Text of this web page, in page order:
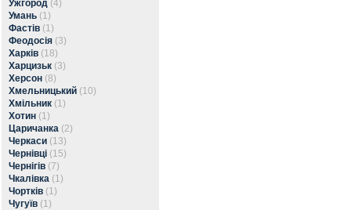
Ужгород (4)
Умань (1)
Фастів (1)
Феодосія (3)
Харків (18)
Харцизьк (3)
Херсон (8)
Хмельницький (10)
Хмільник (1)
Хотин (1)
Царичанка (2)
Черкаси (13)
Чернівці (15)
Чернігів (7)
Чкалівка (1)
Чортків (1)
Чугуїв (1)